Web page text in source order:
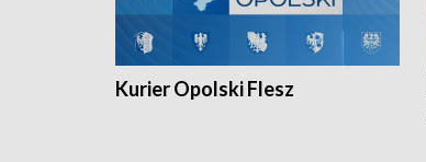
Kurier Opolski Flesz